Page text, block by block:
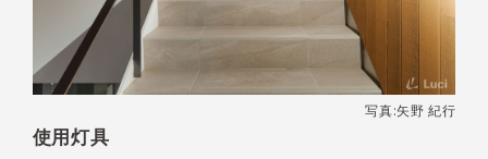
写真:矢野 紀行
使用灯具